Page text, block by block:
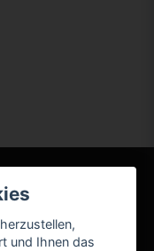
und Ihnen das